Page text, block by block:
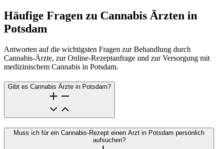
Häufige Fragen zu Cannabis Ärzten in
Potsdam
Antworten auf die wichtigsten Fragen zur Behandlung durch
Cannabis-Ärzte, zur Online-Rezeptanfrage und zur Versorgung mit
medizinischem Cannabis in Potsdam.
Gibt es Cannabis Ärzte in Potsdam?
Muss ich für ein Cannabis-Rezept einen Arzt in Potsdam persönlich
aufsuchen?